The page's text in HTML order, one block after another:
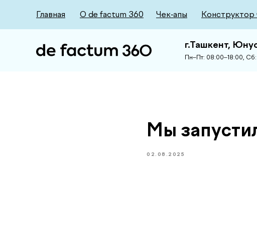
г.Ташкент,
Пн–Пт: 08:00–18:00,
Главная О de factum 360 Чек-апы Конструктор
Мы
02.08.2025